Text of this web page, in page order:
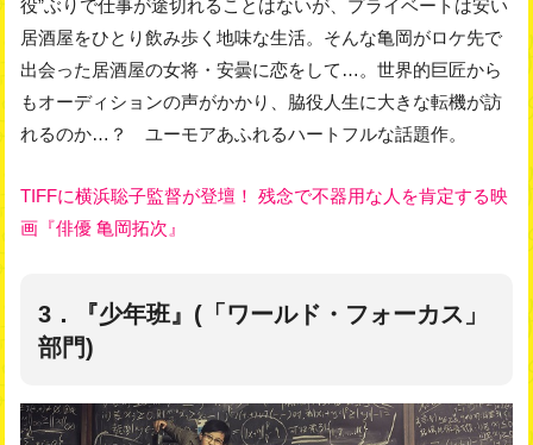
役”ぶりで仕事が途切れることはないが、プライベートは安い
居酒屋をひとり飲み歩く地味な生活。そんな亀岡がロケ先で
出会った居酒屋の女将・安曇に恋をして…。世界的巨匠から
もオーディションの声がかかり、脇役人生に大きな転機が訪
れるのか…？ ユーモアあふれるハートフルな話題作。
TIFFに横浜聡子監督が登壇！ 残念で不器用な人を肯定する映
画『俳優 亀岡拓次』
3．『少年班』(「ワールド・フォーカス」
部門)